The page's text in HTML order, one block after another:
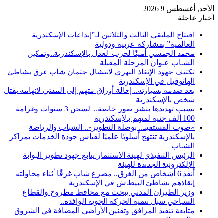
الأحد, أغسطس 9 2026
أخبار عاجلة
افتتاح الملتقى الثالث والثلاثين لـ”إبداعات الإسكندرية
العالمية” بمشاركة عربية ودولية
محمد الجمسي أمينًا لحزب العدل بالإسكندرية..وتمكين
الشباب عنوان المرحلة المقبلة
تكثيف جهود الإنقاذ النهري لانتشال جثمان شاب غرق بشاطئ
الهانوفيل في الإسكندرية
بعد صدمه بسيارته.. إحالة أوراق متهم إلى المفتي لاتهامه بقتل
شخص بالإسكندرية
بسبب تهديدها بنشر صور خاصة.. السجن 3 سنوات وغرامة
100 ألف جنيه لمتهم بالإسكندرية
«صوت المستفيد.. بوصلة التطوير».. الشباب والرياضة
بالإسكندرية تنتهج أسلوبًا علميًا لقياس جودة الخدمات بمراكز
الشباب
الرئيس التنفيذي لهيئة الاستثمار يتابع جهود تطوير البوابة
الإلكترونية الجديدة للهيئة
أنقذ 6 أشخاص من الغرق.. مصرع شاب غرقًا أثناء محاولته
إنقاذهم بشاطئ البيطاش في الإسكندرية
وزير الطيران المدني يبحث مع محافظ مطروح والقطاع
السياحي سبل تنمية الحركة الجوية الوافدة..
متابعة تنفيذ المرافق وتقنين الأراضي المضافة في الشروق